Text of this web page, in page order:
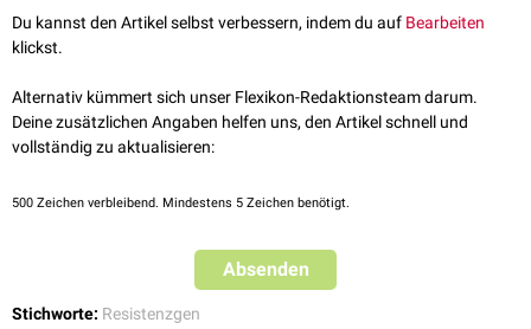
Du kannst den Artikel selbst verbessern, indem du auf Bearbeiten
klickst.
Alternativ kümmert sich unser Flexikon-Redaktionsteam darum.
Deine zusätzlichen Angaben helfen uns, den Artikel schnell und
vollständig zu aktualisieren:
500 Zeichen verbleibend. Mindestens 5 Zeichen benötigt.
Absenden
Stichworte: Resistenzgen